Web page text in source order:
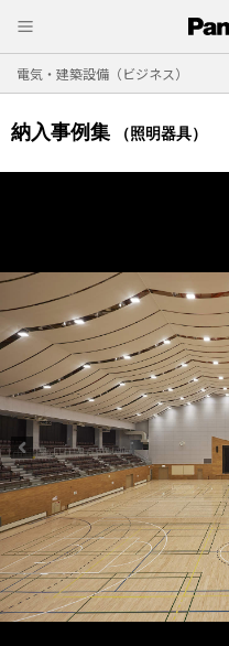
電気・建築設備（ビジネス）
納入事例集 （照明器具）